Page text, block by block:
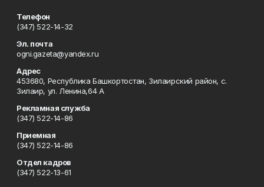
Телефон
(347) 522-14-32
Эл. почта
ogni.gazeta@yandex.ru
Адрес
453680, Республика Башкортостан, Зилаирский район, с.
Зилаир, ул. Ленина,64 А
Рекламная служба
(347) 522-14-86
Приемная
(347) 522-14-86
Отдел кадров
(347) 522-13-61